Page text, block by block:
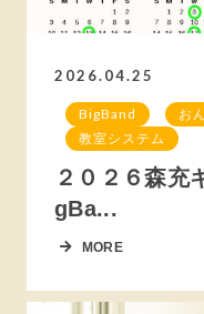
2026.04.25
BigBand お
教室システム
２０２６森充
gBa...
MORE